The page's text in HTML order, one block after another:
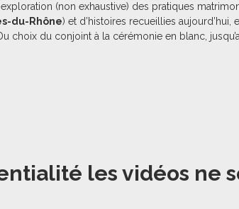
(non exhaustive) des pratiques
du-Rhône) et d’histoires recueillies aujourd’hui,
Du choix du conjoint à la cérémonie en blanc,
les vidéos ne